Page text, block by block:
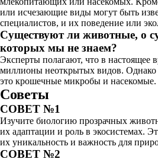
или исчезающие виды могут быть
специалистов, и их поведение или
Существуют ли животные, о
которых мы не знаем?
Эксперты полагают, что в настоящее
миллионы неоткрытых видов.
это крошечные микробы и насекомые.
Советы
СОВЕТ №1
Изучите биологию прозрачных
их адаптации и роль в экосистемах.
их уникальность и важность для
СОВЕТ №2